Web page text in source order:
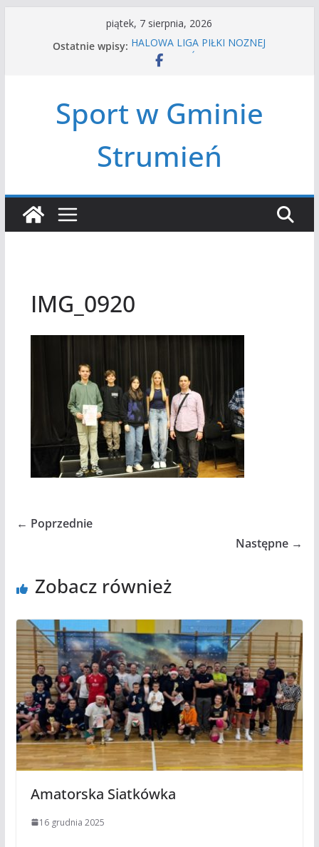
piątek, 7 sierpnia, 2026
Ostatnie wpisy: HALOWA LIGA PIŁKI NOŻNEJ
LATO W MIEŚCIE’2026
Czwórbój lekkoatletyczny
Sport w Gminie
Strumień
IMG_0920
← Poprzednie
Następne →
Zobacz również
Amatorska Siatkówka
16 grudnia 2025